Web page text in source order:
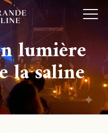
lumière
la saline